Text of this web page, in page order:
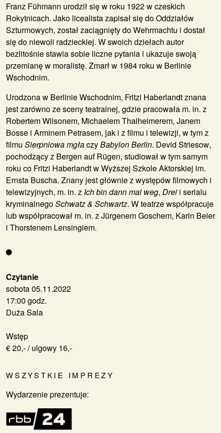
Czytanie
sobota 05.11.2022
17:00 godz.
Duża Sala
Wstęp
€ 20,- / ulgowy 16,-
WSZYSTKIE IMPREZY
Wydarzenie prezentuje:
Franz Fühmann urodził się w roku 1922 w czeskich
Rokytnicach. Jako licealista zapisał się do Oddziałów
Szturmowych, został zaciągnięty do Wehrmachtu i dostał
się do niewoli radzieckiej. W swoich dziełach autor
bezlitośnie stawia sobie liczne pytania i ukazuje swoją
przemianę w moralistę. Zmarł w 1984 roku w Berlinie
Wschodnim.
Urodzona w Berlinie Wschodnim, Fritzi Haberlandtznana
jest zarówno ze sceny teatralnej, gdzie pracowała m. in. z
Robertem Wilsonem, Michaelem Thalheimerem, Janem
Bosse i Arminem Petrasem, jak i z filmu i telewizji, w tym z
filmu Sierpniowa mgłaczyBabylon Berlin. Devid Striesow,
pochodzący z Bergen auf Rügen, studiował w tym samym
roku co Fritzi Haberlandt w Wyższej Szkole Aktorskiej im.
Ernsta Buscha. Znany jest głównie z występów filmowych i
telewizyjnych, m. in. zIch bin dann mal weg, Drei i serialu
kryminalnegoSchwatz & Schwartz. W teatrze współpracuje
lub współpracował m. in. z Jürgenem Goschem, Karin Beier
i Thorstenem Lensingiem.